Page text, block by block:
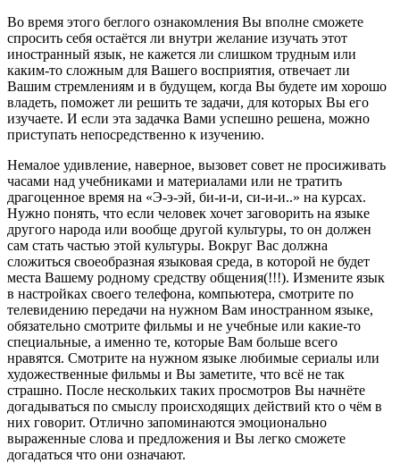
Во время этого беглого ознакомления Вы вполне сможете
спросить себя остаётся ли внутри желание изучать этот
иностранный язык, не кажется ли слишком трудным или
каким-то сложным для Вашего восприятия, отвечает ли
Вашим стремлениям и в будущем, когда Вы будете им хорошо
владеть, поможет ли решить те задачи, для которых Вы его
изучаете. И если эта задачка Вами успешно решена, можно
приступать непосредственно к изучению.
Немалое удивление, наверное, вызовет совет не просиживать
часами над учебниками и материалами или не тратить
драгоценное время на «Э-э-эй, би-и-и, си-и-и..» на курсах.
Нужно понять, что если человек хочет заговорить на языке
другого народа или вообще другой культуры, то он должен
сам стать частью этой культуры. Вокруг Вас должна
сложиться своеобразная языковая среда, в которой не будет
места Вашему родному средству общения(!!!). Измените язык
в настройках своего телефона, компьютера, смотрите по
телевидению передачи на нужном Вам иностранном языке,
обязательно смотрите фильмы и не учебные или какие-то
специальные, а именно те, которые Вам больше всего
нравятся. Смотрите на нужном языке любимые сериалы или
художественные фильмы и Вы заметите, что всё не так
страшно. После нескольких таких просмотров Вы начнёте
догадываться по смыслу происходящих действий кто о чём в
них говорит. Отлично запоминаются эмоционально
выраженные слова и предложения и Вы легко сможете
догадаться что они означают.